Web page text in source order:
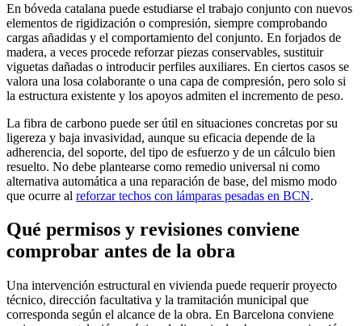
En bóveda catalana puede estudiarse el trabajo conjunto con nuevos
elementos de rigidización o compresión, siempre comprobando
cargas añadidas y el comportamiento del conjunto. En forjados de
madera, a veces procede reforzar piezas conservables, sustituir
viguetas dañadas o introducir perfiles auxiliares. En ciertos casos se
valora una losa colaborante o una capa de compresión, pero solo si
la estructura existente y los apoyos admiten el incremento de peso.
La fibra de carbono puede ser útil en situaciones concretas por su
ligereza y baja invasividad, aunque su eficacia depende de la
adherencia, del soporte, del tipo de esfuerzo y de un cálculo bien
resuelto. No debe plantearse como remedio universal ni como
alternativa automática a una reparación de base, del mismo modo
que ocurre al reforzar techos con lámparas pesadas en BCN.
Qué permisos y revisiones conviene
comprobar antes de la obra
Una intervención estructural en vivienda puede requerir proyecto
técnico, dirección facultativa y la tramitación municipal que
corresponda según el alcance de la obra. En Barcelona conviene